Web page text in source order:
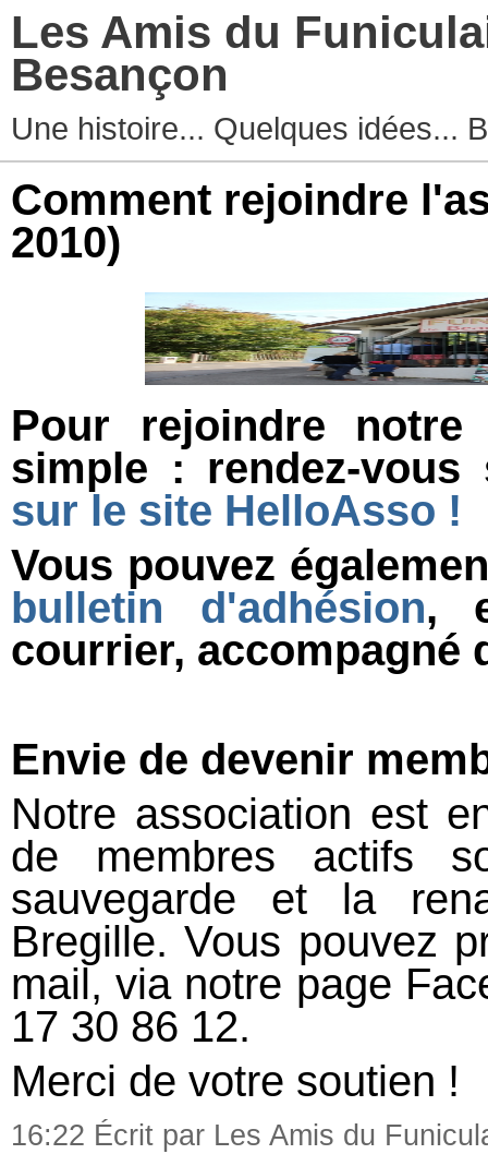
Les Amis du
Besançon
Une histoire... Quelques idées...
Comment rejoindre
2010)
Pour rejoindre
simple : rendez-
sur le site HelloAsso !
Vous pouvez
bulletin d'adhésion,
courrier, accompagné
Envie de devenir
Notre association est
de membres actifs
sauvegarde et la
Bregille. Vous pouvez
mail, via notre page
17 30 86 12.
Merci de votre soutien !
16:22 Écrit par Les Amis du